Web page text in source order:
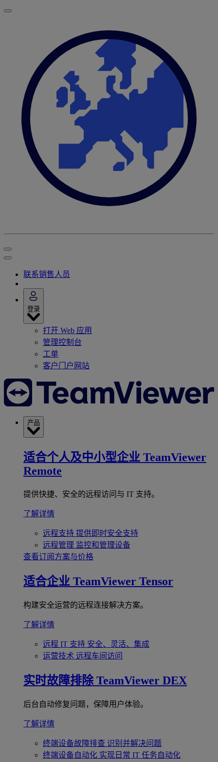
联系销售人员
登录
打开 Web 应用
管理控制台
工单
客户门户网站
产品
适合个人及中小型企业 TeamViewer
Remote
提供快捷、安全的远程访问与 IT 支持。
了解详情
远程支持 提供即时安全支持
远程管理 监控和管理设备
查看订阅方案与价格
适合企业 TeamViewer Tensor
构建安全运营的远程连接解决方案。
了解详情
远程 IT 支持 安全、灵活、集成
运营技术 远程车间访问
实时故障排除 TeamViewer DEX
后台自动修复问题，保障用户体验。
了解详情
终端设备故障排查 识别并解决问题
终端设备自动化 实现日常 IT 任务自动化